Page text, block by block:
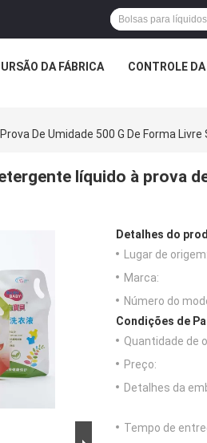
DA FÁBRICA CONTROLE
De Umidade 500 G De Forma
líquido à prova
Detalhes do
Lugar de origem:
Marca:
Número do
Condições de
Quantidade de
Preço:
Detalhes da
Tempo de